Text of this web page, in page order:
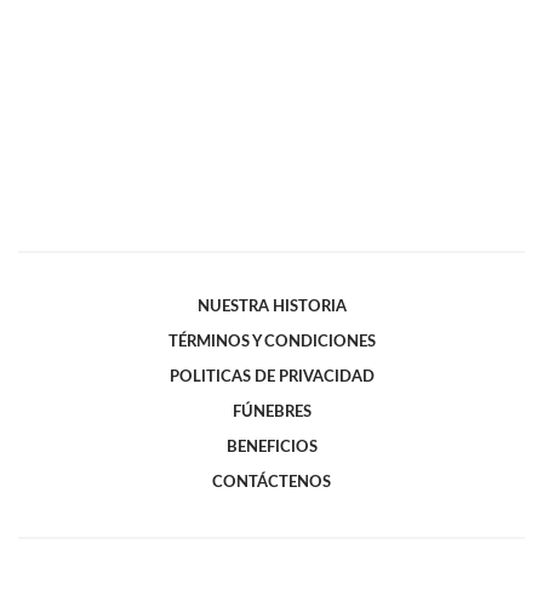
NUESTRA HISTORIA
TÉRMINOS Y CONDICIONES
POLITICAS DE PRIVACIDAD
FÚNEBRES
BENEFICIOS
CONTÁCTENOS